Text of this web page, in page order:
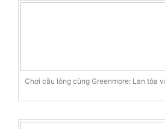
Chơi cầu lông cùng Greenmore: Lan tỏa